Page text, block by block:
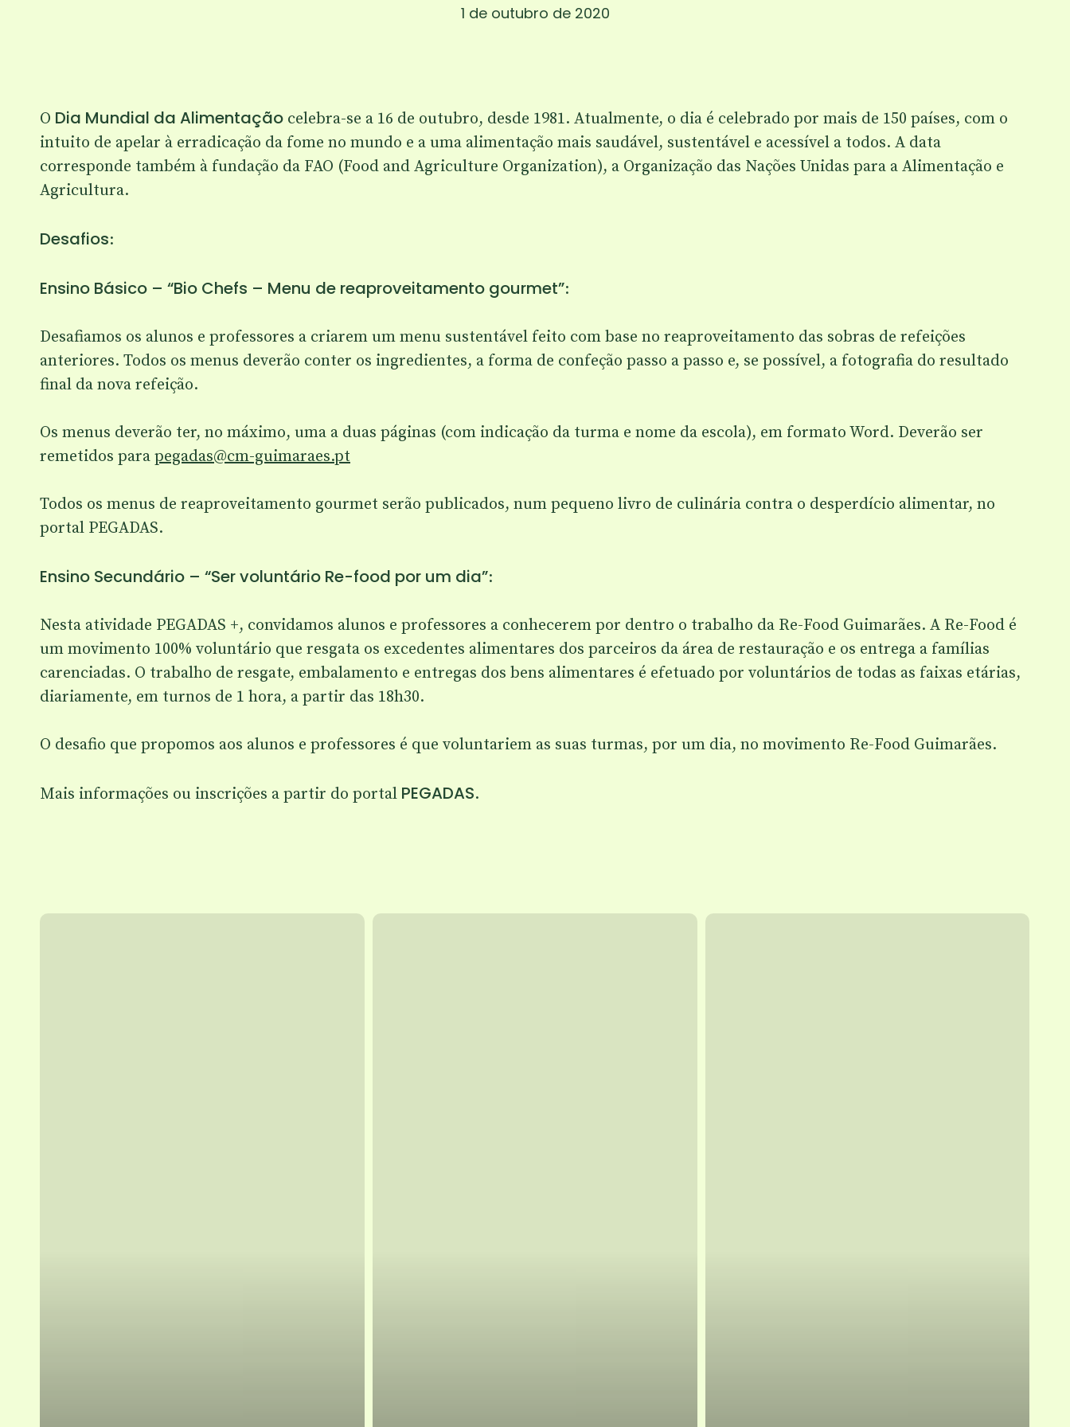
1 de outubro de 2020
O Dia Mundial da Alimentação celebra-se a 16 de outubro, desde 1981. Atualmente, o dia é celebrado por mais de 150 países, com o
intuito de apelar à erradicação da fome no mundo e a uma alimentação mais saudável, sustentável e acessível a todos. A data
corresponde também à fundação da FAO (Food and Agriculture Organization), a Organização das Nações Unidas para a Alimentação e
Agricultura.
Desafios:
Ensino Básico – “Bio Chefs – Menu de reaproveitamento gourmet”:
Desafiamos os alunos e professores a criarem um menu sustentável feito com base no reaproveitamento das sobras de refeições
anteriores. Todos os menus deverão conter os ingredientes, a forma de confeção passo a passo e, se possível, a fotografia do resultado
final da nova refeição.
Os menus deverão ter, no máximo, uma a duas páginas (com indicação da turma e nome da escola), em formato Word. Deverão ser
remetidos para pegadas@cm-guimaraes.pt
Todos os menus de reaproveitamento gourmet serão publicados, num pequeno livro de culinária contra o desperdício alimentar, no
portal PEGADAS.
Ensino Secundário – “Ser voluntário Re-food por um dia”:
Nesta atividade PEGADAS +, convidamos alunos e professores a conhecerem por dentro o trabalho da Re-Food Guimarães. A Re-Food é
um movimento 100% voluntário que resgata os excedentes alimentares dos parceiros da área de restauração e os entrega a famílias
carenciadas. O trabalho de resgate, embalamento e entregas dos bens alimentares é efetuado por voluntários de todas as faixas etárias,
diariamente, em turnos de 1 hora, a partir das 18h30.
O desafio que propomos aos alunos e professores é que voluntariem as suas turmas, por um dia, no movimento Re-Food Guimarães.
Mais informações ou inscrições a partir do portal PEGADAS.